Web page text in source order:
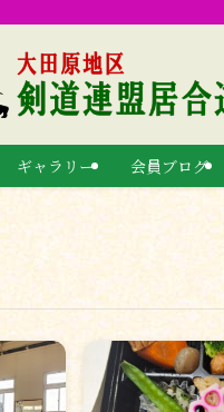
ギャラリー 会員ブログ